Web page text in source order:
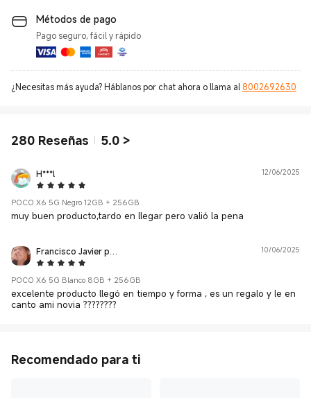
Métodos de pago
Pago seguro, fácil y rápido
¿Necesitas más ayuda? Háblanos por chat ahora o llama al 8002692630
280 Reseñas 5.0 >
H***l
5 Star
12/06/2025
POCO X6 5G Negro 12GB + 256GB
muy buen producto,tardo en llegar pero valió la pena
5 Star
10/06/2025
POCO X6 5G Blanco 8GB + 256GB
excelente producto llegó en tiempo y forma , es un regalo y le en
canto ami novia ????????
Recomendado para ti